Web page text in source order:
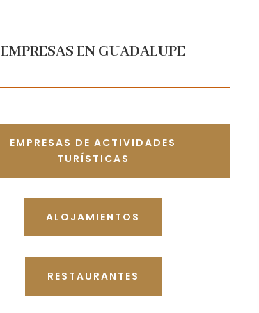
EMPRESAS EN GUADALUPE
EMPRESAS DE ACTIVIDADES
TURÍSTICAS
ALOJAMIENTOS
RESTAURANTES